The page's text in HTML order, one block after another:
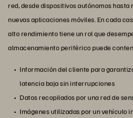
red, desde dispositivos autónomos hasta
nuevas aplicaciones móviles. En cada
alto rendimiento tiene un rol que
almacenamiento periférico puede
Información del cliente para
latencia baja sin interrupciones
Datos recopilados por una red de
Imágenes utilizadas por un vehículo